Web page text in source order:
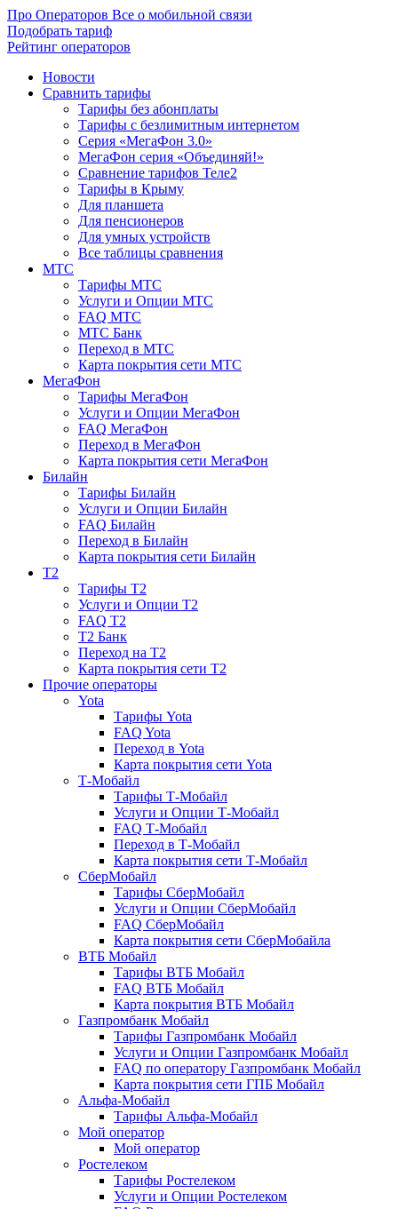
Про Операторов Все о мобильной связи
Подобрать тариф
Рейтинг операторов
Новости
Сравнить тарифы
Тарифы без абонплаты
Тарифы с безлимитным интернетом
Серия «МегаФон 3.0»
МегаФон серия «Объединяй!»
Сравнение тарифов Теле2
Тарифы в Крыму
Для планшета
Для пенсионеров
Для умных устройств
Все таблицы сравнения
МТС
Тарифы МТС
Услуги и Опции МТС
FAQ МТС
МТС Банк
Переход в МТС
Карта покрытия сети МТС
МегаФон
Тарифы МегаФон
Услуги и Опции МегаФон
FAQ МегаФон
Переход в МегаФон
Карта покрытия сети МегаФон
Билайн
Тарифы Билайн
Услуги и Опции Билайн
FAQ Билайн
Переход в Билайн
Карта покрытия сети Билайн
T2
Тарифы T2
Услуги и Опции T2
FAQ T2
T2 Банк
Переход на T2
Карта покрытия сети T2
Прочие операторы
Yota
Тарифы Yota
FAQ Yota
Переход в Yota
Карта покрытия сети Yota
Т-Мобайл
Тарифы Т-Мобайл
Услуги и Опции Т-Мобайл
FAQ Т-Мобайл
Переход в Т-Мобайл
Карта покрытия сети Т-Мобайл
СберМобайл
Тарифы СберМобайл
Услуги и Опции СберМобайл
FAQ СберМобайл
Карта покрытия сети СберМобайлa
ВТБ Мобайл
Тарифы ВТБ Мобайл
FAQ ВТБ Мобайл
Карта покрытия ВТБ Мобайл
Газпромбанк Мобайл
Тарифы Газпромбанк Мобайл
Услуги и Опции Газпромбанк Мобайл
FAQ по оператору Газпромбанк Мобайл
Карта покрытия сети ГПБ Мобайл
Альфа-Мобайл
Тарифы Альфа-Мобайл
Мой оператор
Мой оператор
Ростелеком
Тарифы Ростелеком
Услуги и Опции Ростелеком